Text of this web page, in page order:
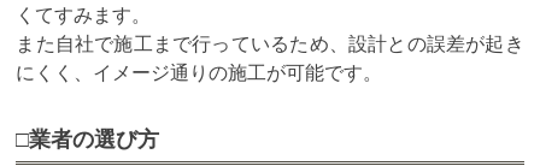
くてすみます。
また自社で施工まで行っているため、設計との誤差が起き
にくく、イメージ通りの施工が可能です。
□業者の選び方